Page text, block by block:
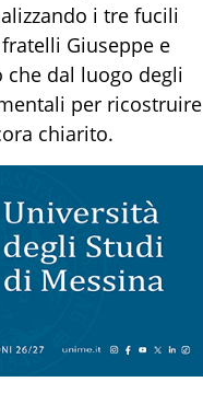
i tre fucili
Giuseppe e
che dal luogo degli
per ricostruire
chiarito.